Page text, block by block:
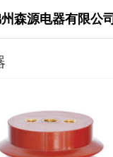
森源电器有限公司